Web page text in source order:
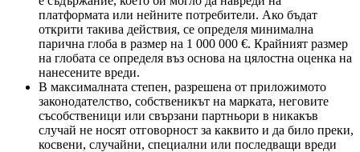
платформата или нейните потребители. Ако бъдат
открити такива действия, се определя минимална
парична глоба в размер на 1 000 000 €. Крайният размер
на глобата се определя въз основа на цялостна оценка на
нанесените вреди.
В максималната степен, разрешена от приложимото
законодателство, собственикът на марката, неговите
съсобственици или свързани партньори в никакъв
случай не носят отговорност за каквито и да било преки,
косвени, случайни, специални или последващи вреди